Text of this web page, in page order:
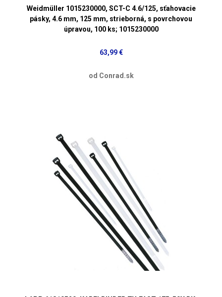
Weidmüller 1015230000, SCT-C 4.6/125, sťahovacie
pásky, 4.6 mm, 125 mm, strieborná, s povrchovou
úpravou, 100 ks; 1015230000
63,99 €
od Conrad.sk